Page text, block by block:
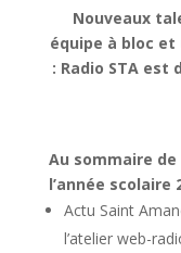
Nouveaux
équipe à bloc
: Radio STA est
Au sommaire
l’année scolaire
Actu Saint
l’atelier web-